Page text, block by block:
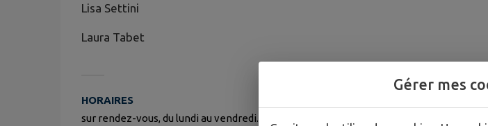
Lisa Settini
Laura Tabet
HORAIRES
sur rendez-vous, du lundi au vendredi.
Gérer mes